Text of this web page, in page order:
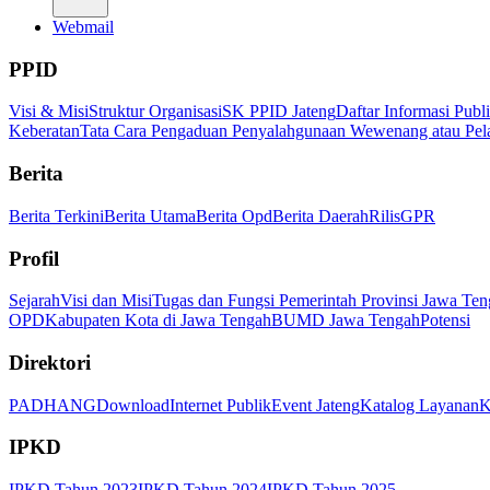
Webmail
PPID
Visi & MisiStruktur OrganisasiSK PPID JatengDaftar Informasi
KeberatanTata Cara Pengaduan Penyalahgunaan Wewenang atau
Berita
Berita TerkiniBerita UtamaBerita OpdBerita DaerahRilisGPR
Profil
SejarahVisi dan MisiTugas dan Fungsi Pemerintah Provinsi Jawa
OPDKabupaten Kota di Jawa TengahBUMD Jawa TengahPotensi
Direktori
PADHANGDownloadInternet PublikEvent JatengKatalog Layanan
IPKD